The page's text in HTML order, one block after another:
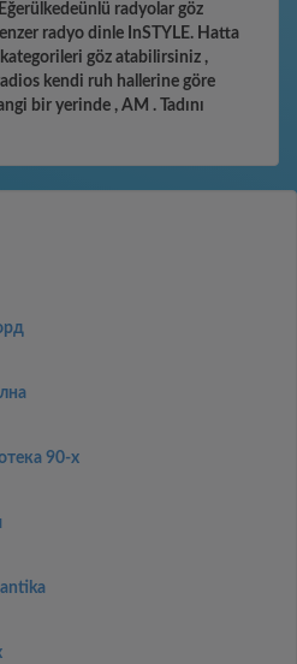
radyolar göz
radyo dinle InSTYLE. Hatta
göz atabilirsiniz ,
kendi ruh hallerine göre
bir yerinde , AM . Tadını
90-х